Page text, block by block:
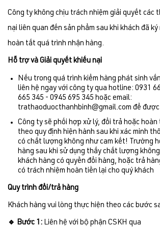
Công ty không chịu trách nhiệm giải quyết các
nại liên quan đến sản phẩm sau khi khách đã
hoàn tất quá trình nhận hàng.
Hỗ trợ và Giải quyết khiếu nại
Nếu trong quá trình kiểm hàng phát sinh
liên hệ ngay với công ty qua hotline: 0931
665 345 - 0945 695 345 hoặc email:
trathaoduocthanhbinh@gmail.com để
Công ty sẽ phối hợp xử lý, đổi trả hoặc hoàn
theo quy định hiện hành sau khi xác minh
có chất lượng không như cam kết! Trường
hàng sau khi sử dụng thấy chất lượng
khách hàng có quyền đổi hàng, hoặc trả
có trách nhiệm hoàn tiền lại cho quý khách
Quy trình đổi/trả hàng
Khách hàng vui lòng thực hiện theo các bước
🔹 Bước 1: Liên hệ với bộ phận CSKH qua